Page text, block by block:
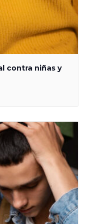
contra niñas y